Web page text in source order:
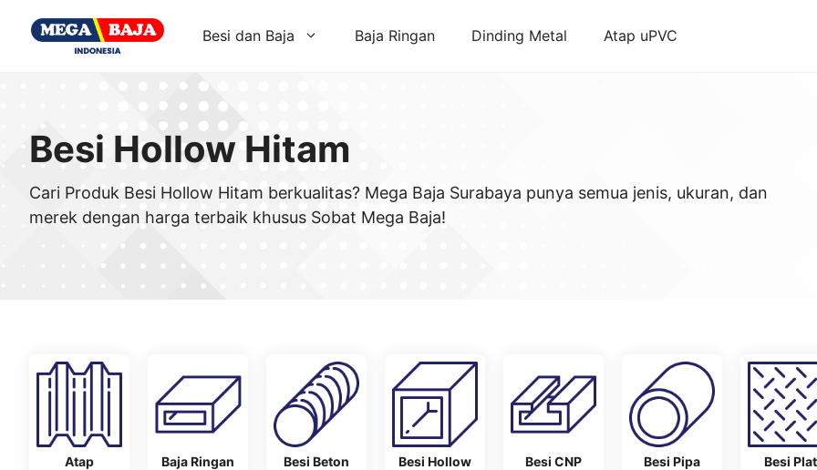
Besi dan Baja Baja Ringan Dinding Metal Atap uPVC
Besi Hollow Hitam
Cari Produk Besi Hollow Hitam berkualitas? Mega Baja Surabaya punya semua jenis, ukuran, dan
merek dengan harga terbaik khusus Sobat Mega Baja!
Atap Baja Ringan Besi Beton Besi Hollow Besi CNP Besi Pipa Besi Plat